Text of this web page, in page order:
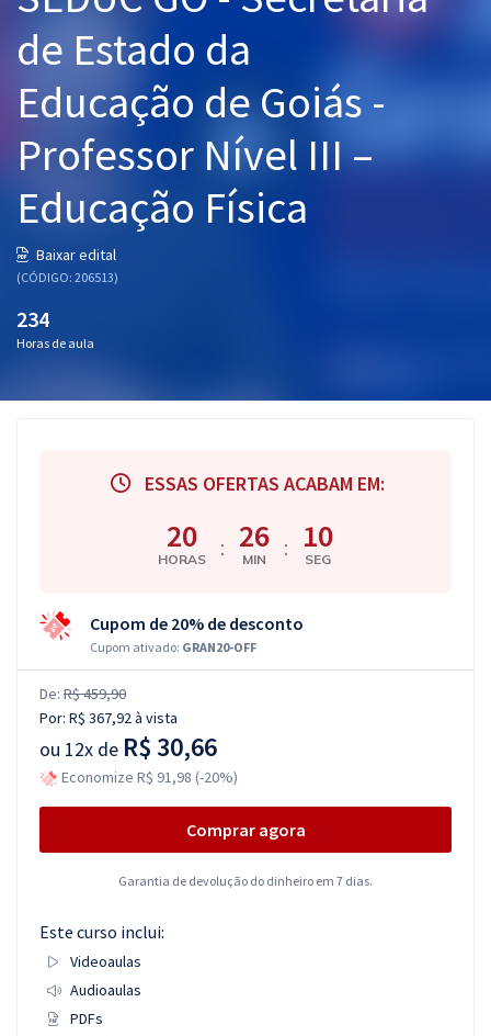
Graduação
Mentorias
Questões grátis
Conteúdo gratuito
Blog
de Estado da
Educação de Goiás -
Professor Nível III –
Educação Física
Baixar edital
(CÓDIGO: 206513)
234
Horas de aula
ESSAS OFERTAS ACABAM EM:
20
HORAS : 26
MIN : 10
SEG
Cupom de 20% de desconto
Cupom ativado: GRAN20-OFF
De: R$ 459,90
Por: R$ 367,92à vista
ou 12x de R$ 30,66
Economize R$ 91,98 (-20%)
Comprar agora
Garantia de devolução do dinheiro em 7 dias.
Este curso inclui:
Videoaulas
Audioaulas
PDFs